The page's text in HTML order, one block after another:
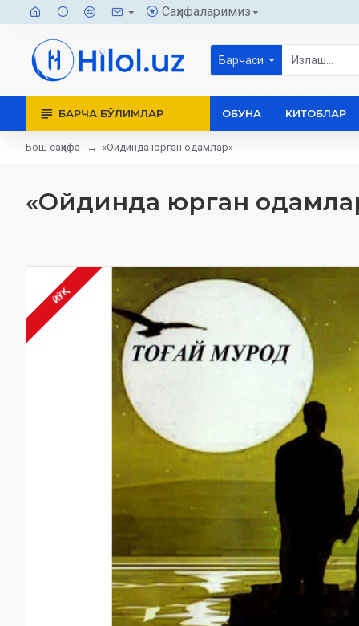
Саҳифаларимиз
Барчаси
БАРЧА БЎЛИМЛАР ОБУНА КИТОБЛАР
Бош саҳифа «Ойдинда юрган одамлар»
«Ойдинда юрган
ЙЎҚ